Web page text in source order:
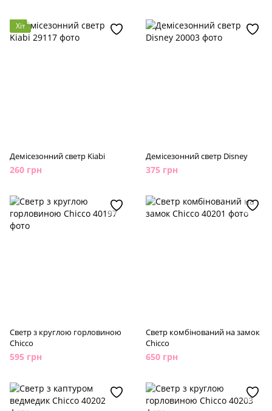
Хіт
Демісезонний светр Kiabi
260 грн
Демісезонний светр Disney
375 грн
Светр з круглою горловиною
Chicco
595 грн
Светр комбінований на замок
Chicco
650 грн